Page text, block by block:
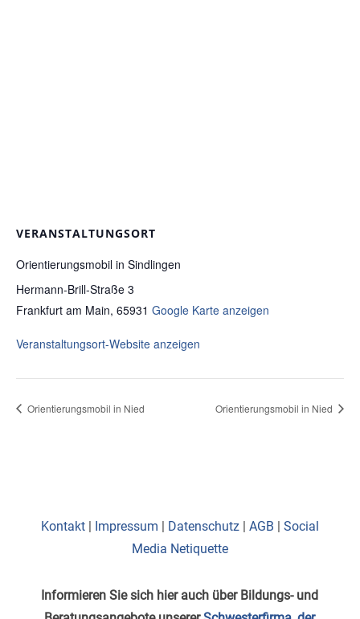
VERANSTALTUNGSORT
Orientierungsmobil in Sindlingen
Hermann-Brill-Straße 3
Frankfurt am Main, 65931 Google Karte anzeigen
Veranstaltungsort-Website anzeigen
Orientierungsmobil in Nied Orientierungsmobil in Nied
Kontakt| Impressum | Datenschutz| AGB | Social
Media Netiquette
Informieren Sie sich hier auch über Bildungs- und